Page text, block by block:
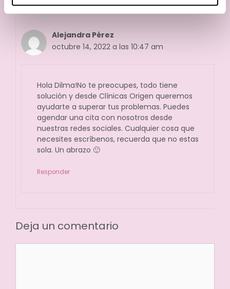
Alejandra Pérez
octubre 14, 2022 a las 10:47 am
Hola Dilma!No te preocupes, todo tiene
solución y desde Clínicas Origen queremos
ayudarte a superar tus problemas. Puedes
agendar una cita con nosotros desde
nuestras redes sociales. Cualquier cosa que
necesites escríbenos, recuerda que no estas
sola. Un abrazo 🙂
Responder
Deja un comentario